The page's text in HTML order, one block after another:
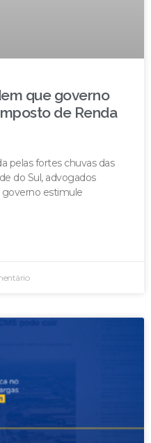
que governo
de Renda
pelas fortes chuvas das
do Sul, advogados
estimule